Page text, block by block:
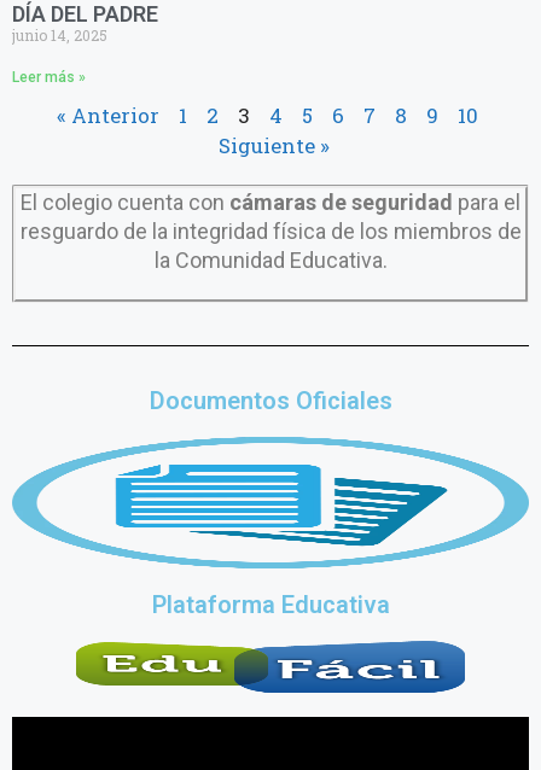
DÍA DEL PADRE
junio 14, 2025
Leer más »
« Anterior 1 2 3 4 5 6 7 8 9
10
Siguiente »
El colegio cuenta con cámaras de seguridad para el
resguardo de la integridad física de los miembros de
la Comunidad Educativa.
Documentos Oficiales
Plataforma Educativa